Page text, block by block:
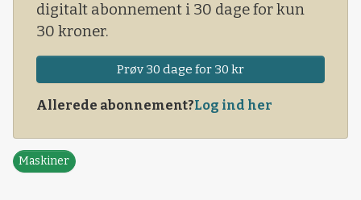
digitalt abonnement i 30 dage for kun
30 kroner.
Prøv 30 dage for 30 kr
Allerede abonnement?Log ind her
Maskiner